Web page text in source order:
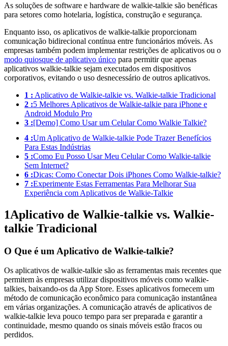
As soluções de software e hardware de walkie-talkie são benéficas
para setores como hotelaria, logística, construção e segurança.
Enquanto isso, os aplicativos de walkie-talkie proporcionam
comunicação bidirecional contínua entre funcionários móveis. As
empresas também podem implementar restrições de aplicativos ou o
modo quiosque de aplicativo único para permitir que apenas
aplicativos walkie-talkie sejam executados em dispositivos
corporativos, evitando o uso desnecessário de outros aplicativos.
1 : Aplicativo de Walkie-talkie vs. Walkie-talkie Tradicional
2 :5 Melhores Aplicativos de Walkie-talkie para iPhone e
Android Modulo Pro
3 :[Demo] Como Usar um Celular Como Walkie Talkie?
4 :Um Aplicativo de Walkie-talkie Pode Trazer Benefícios
Para Estas Indústrias
5 :Como Eu Posso Usar Meu Celular Como Walkie-talkie
Sem Internet?
6 :Dicas: Como Conectar Dois iPhones Como Walkie-talkie?
7 :Experimente Estas Ferramentas Para Melhorar Sua
Experiência com Aplicativos de Walkie-Talkie
1Aplicativo de Walkie-talkie vs. Walkie-
talkie Tradicional
O Que é um Aplicativo de Walkie-talkie?
Os aplicativos de walkie-talkie são as ferramentas mais recentes que
permitem às empresas utilizar dispositivos móveis como walkie-
talkies, baixando-os da App Store. Esses aplicativos fornecem um
método de comunicação econômico para comunicação instantânea
em várias organizações. A comunicação através de aplicativos de
walkie-talkie leva pouco tempo para ser preparada e garantir a
continuidade, mesmo quando os sinais móveis estão fracos ou
perdidos.